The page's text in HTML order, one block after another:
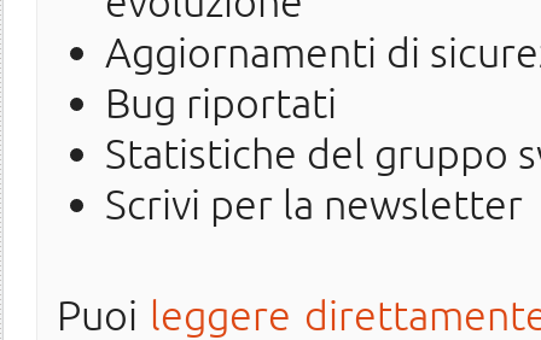
Aggiornamenti di
Bug riportati
Statistiche del gruppo
Scrivi per la newsletter
Puoi leggere